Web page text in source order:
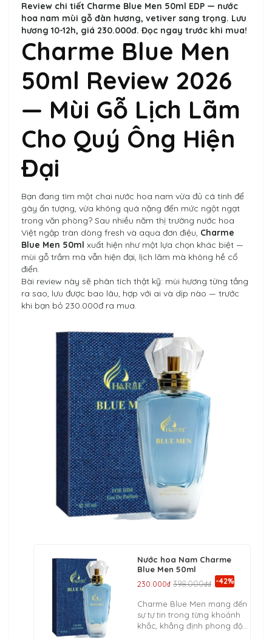
Review chi tiết Charme Blue Men 50ml EDP — nước
hoa nam mùi gỗ đàn hương, vetiver sang trọng. Lưu
hương 10-12h, giá 230.000đ. Đọc ngay trước khi mua!
Charme Blue Men
50ml Review 2026
— Mùi Gỗ Lịch Lãm
Cho Quý Ông Hiện
Đại
Bạn đang tìm một chai nước hoa nam vừa đủ cá tính để
gây ấn tượng, vừa không quá nặng đến mức ngột ngạt
trong văn phòng? Sau nhiều năm thị trường nước hoa
Việt ngập tràn dòng fresh và aqua đơn điệu, Charme
Blue Men 50ml xuất hiện như một lựa chọn khác biệt —
mùi gỗ trầm mà vẫn hiện đại, lịch lãm mà không hề cổ
điển.
Bài review này sẽ phân tích thật kỹ: mùi hương từng tầng
ra sao, lưu được bao lâu, hợp với ai và dịp nào — trước
khi bạn bỏ 230.000đ ra mua.
Nước hoa Nam Charme
Blue Men 50ml
230.000₫ 398.000₫₫ -42%
Charme Blue Men mang đến
sự tự tin trong từng khoảnh
khắc, khẳng định phong độ